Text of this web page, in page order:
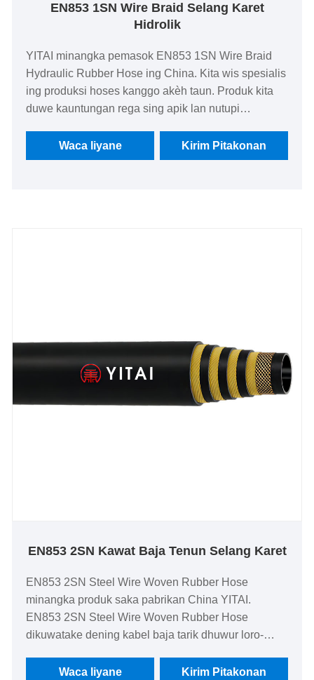
EN853 1SN Wire Braid Selang Karet
Hidrolik
YITAI minangka pemasok EN853 1SN Wire Braid
Hydraulic Rubber Hose ing China. Kita wis spesialis
ing produksi hoses kanggo akèh taun. Produk kita
duwe kauntungan rega sing apik lan nutupi
nerusake kanggo dadi partner long-term ing China.
Waca liyane Kirim Pitakonan
EN853 2SN Kawat Baja Tenun Selang Karet
EN853 2SN Steel Wire Woven Rubber Hose
minangka produk saka pabrikan China YITAI.
EN853 2SN Steel Wire Woven Rubber Hose
dikuwatake dening kabel baja tarik dhuwur loro-
nganti 6020 psi ing 3/16 "ID. Tabung tahan minyak
Waca liyane Kirim Pitakonan